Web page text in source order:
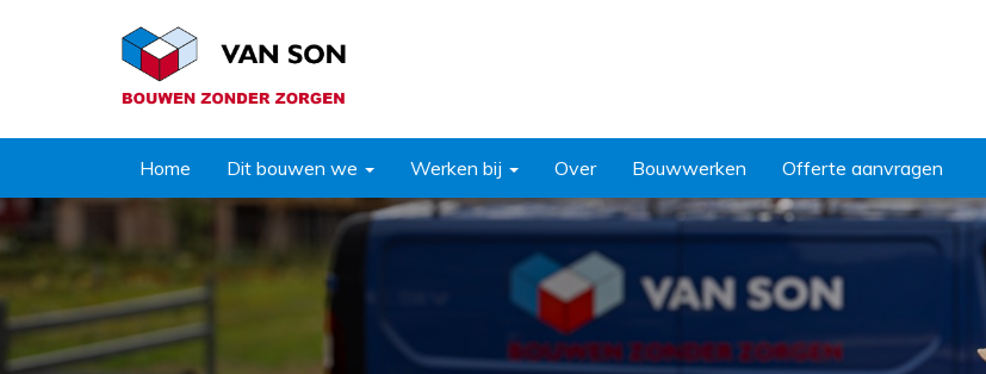
Home Dit bouwen we Werken bij Over Bouwwerken Offerte aanvragen